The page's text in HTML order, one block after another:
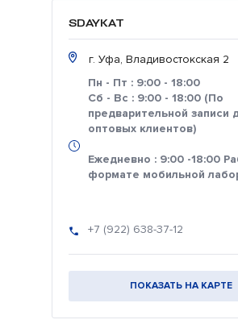
SDAYKAT
г. Уфа, Владивостокская 2
Пн - Пт : 9:00 - 18:00
Сб - Вс : 9:00 - 18:00 (По
предварительной записи
оптовых клиентов)
Ежедневно : 9:00 -18:00
формате мобильной
+7 (922) 638-37-12
ПОКАЗАТЬ НА КАРТЕ